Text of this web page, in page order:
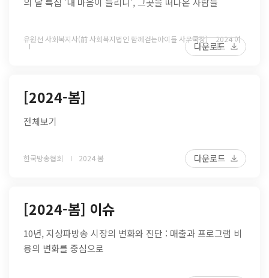
유원선 사회복지사(前 사회복지법인 함께걷는아이들 사무국장) 2024 여
름
다운로드
[2024-봄]
전체보기
한국방송협회 2024 봄 다운로드
[2024-봄] 이슈
10년, 지상파방송 시장의 변화와 진단 : 매출과 프로그램 비
용의 변화를 중심으로